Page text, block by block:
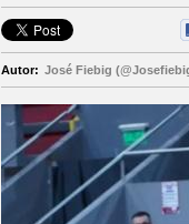
Autor: José Fiebig